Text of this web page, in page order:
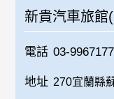
新貴汽車旅館
電話 03-9967177
地址 270宜蘭縣